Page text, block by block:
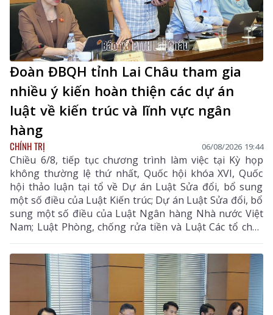
Đoàn ĐBQH tỉnh Lai Châu tham gia
nhiều ý kiến hoàn thiện các dự án
luật về kiến trúc và lĩnh vực ngân
hàng
CHÍNH TRỊ 06/08/2026 19:44
Chiều 6/8, tiếp tục chương trình làm việc tại Kỳ họp
không thường lệ thứ nhất, Quốc hội khóa XVI, Quốc
hội thảo luận tại tổ về Dự án Luật Sửa đổi, bổ sung
một số điều của Luật Kiến trúc; Dự án Luật Sửa đổi, bổ
sung một số điều của Luật Ngân hàng Nhà nước Việt
Nam; Luật Phòng, chống rửa tiền và Luật Các tổ chức
tín dụng; Dự thảo Nghị quyết của Quốc hội về công tác
phòng, chống tội phạm và vi phạm pháp luật, công tác
của Viện kiểm sát nhân dân, Tòa án nhân dân và công
tác thi hành án. Đồng chí Sùng A Hồ - Phó Bí thư Tỉnh
ủy, Trưởng Đoàn ĐBQH tỉnh Lai Châu chủ trì phiên
thảo luận tại tổ.